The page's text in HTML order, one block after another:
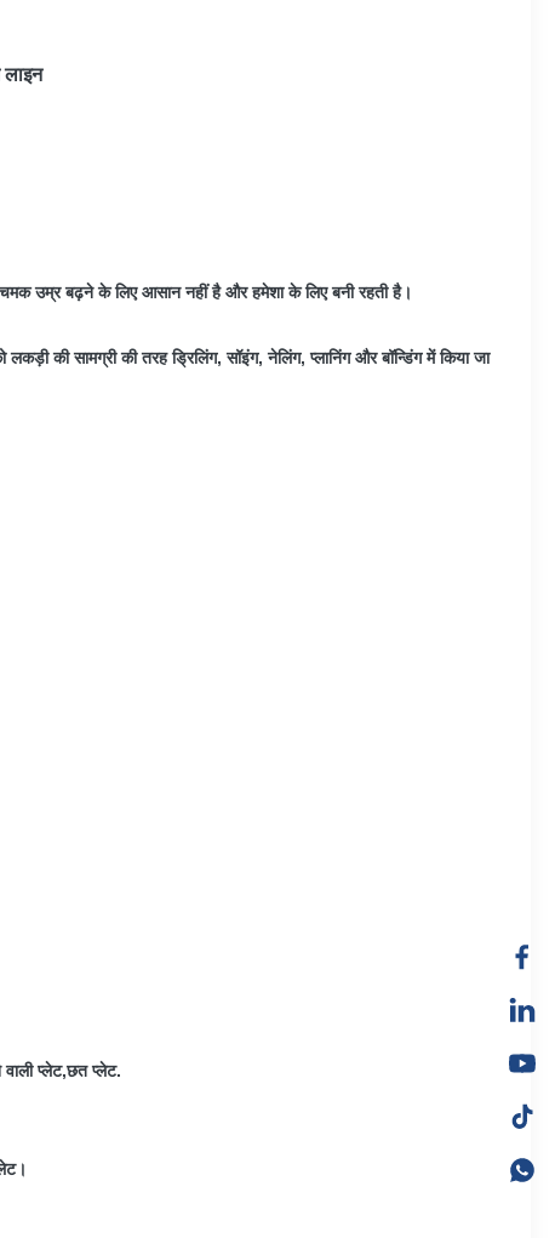
लाइन
उम्र बढ़ने के लिए आसान नहीं है और हमेशा के लिए बनी रहती है।
लकड़ी की सामग्री की तरह ड्रिलिंग, सॉइंग, नेलिंग, प्लानिंग और बॉन्डिंग में किया जा
प्लेट,छत प्लेट.